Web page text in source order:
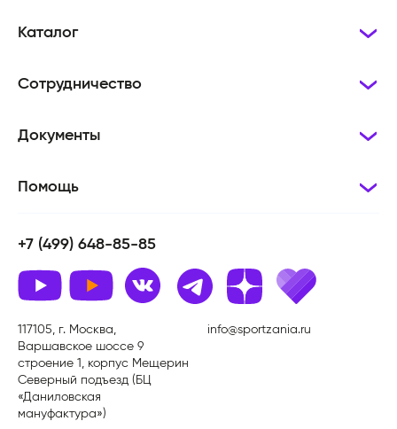
Каталог
Сотрудничество
Документы
Помощь
+7 (499) 648-85-85
117105, г. Москва,
Варшавское шоссе 9
строение 1, корпус Мещерин
Северный подъезд (БЦ
«Даниловская
мануфактура»)
info@sportzania.ru